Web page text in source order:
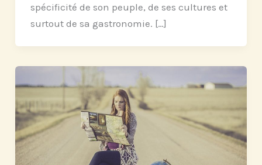
spécificité de son peuple, de ses cultures et
surtout de sa gastronomie. […]